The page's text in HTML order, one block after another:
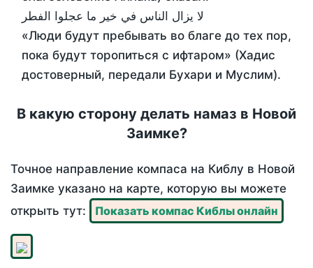
لا يزال الناس في خير ما عجلوا الفطر
«Люди будут пребывать во благе до тех пор,
пока будут торопиться с ифтаром» (Хадис
достоверный, передали Бухари и Муслим).
В какую сторону делать намаз в Новой
Заимке?
Точное направление компаса на Киблу в Новой
Заимке указано на карте, которую вы можете
открыть тут:
Показать компас Киблы онлайн